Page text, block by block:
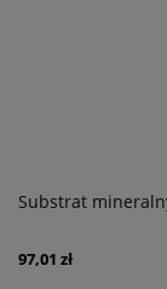
Substrat
97,01 zł